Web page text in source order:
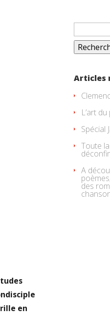
en
Articles
L’art
Spécial
Toute
A
des